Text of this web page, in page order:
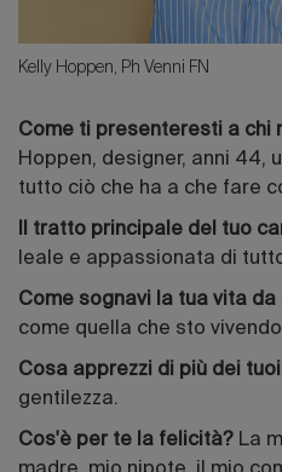
Kelly Hoppen, Ph Venni FN
Come ti presenteresti a chi
Hoppen, designer, anni 44,
tutto ciò che ha a che fare
Il tratto principale del tuo
leale e appassionata di
Come sognavi la tua vita da
come quella che sto
Cosa apprezzi di più dei
gentilezza.
Cos'è per te la felicità? La